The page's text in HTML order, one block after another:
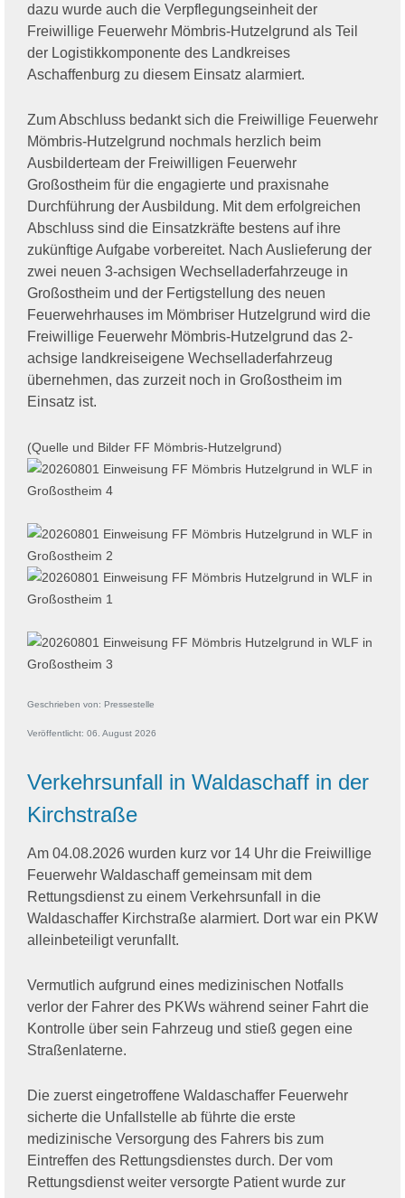
dazu wurde auch die Verpflegungseinheit der
Freiwillige Feuerwehr Mömbris-Hutzelgrund als Teil
der Logistikkomponente des Landkreises
Aschaffenburg zu diesem Einsatz alarmiert.
Zum Abschluss bedankt sich die Freiwillige Feuerwehr
Mömbris-Hutzelgrund nochmals herzlich beim
Ausbilderteam der Freiwilligen Feuerwehr
Großostheim für die engagierte und praxisnahe
Durchführung der Ausbildung. Mit dem erfolgreichen
Abschluss sind die Einsatzkräfte bestens auf ihre
zukünftige Aufgabe vorbereitet. Nach Auslieferung der
zwei neuen 3-achsigen Wechselladerfahrzeuge in
Großostheim und der Fertigstellung des neuen
Feuerwehrhauses im Mömbriser Hutzelgrund wird die
Freiwillige Feuerwehr Mömbris-Hutzelgrund das 2-
achsige landkreiseigene Wechselladerfahrzeug
übernehmen, das zurzeit noch in Großostheim im
Einsatz ist.
(Quelle und Bilder FF Mömbris-Hutzelgrund)
Geschrieben von: Pressestelle
Veröffentlicht: 06. August 2026
Verkehrsunfall in Waldaschaff in der
Kirchstraße
Am 04.08.2026 wurden kurz vor 14 Uhr die Freiwillige
Feuerwehr Waldaschaff gemeinsam mit dem
Rettungsdienst zu einem Verkehrsunfall in die
Waldaschaffer Kirchstraße alarmiert. Dort war ein PKW
alleinbeteiligt verunfallt.
Vermutlich aufgrund eines medizinischen Notfalls
verlor der Fahrer des PKWs während seiner Fahrt die
Kontrolle über sein Fahrzeug und stieß gegen eine
Straßenlaterne.
Die zuerst eingetroffene Waldaschaffer Feuerwehr
sicherte die Unfallstelle ab führte die erste
medizinische Versorgung des Fahrers bis zum
Eintreffen des Rettungsdienstes durch. Der vom
Rettungsdienst weiter versorgte Patient wurde zur